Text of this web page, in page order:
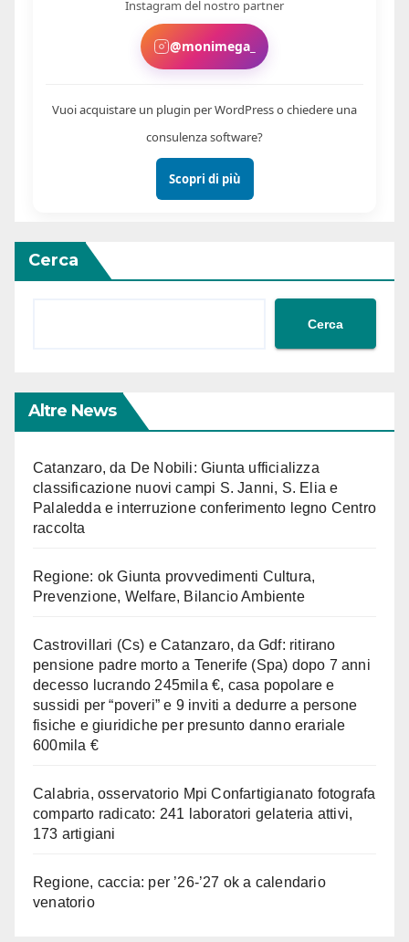
Cerca
Cerca
Altre News
Catanzaro, da De Nobili: Giunta ufficializza
classificazione nuovi campi S. Janni, S. Elia e
Palaledda e interruzione conferimento legno Centro
raccolta
Regione: ok Giunta provvedimenti Cultura,
Prevenzione, Welfare, Bilancio Ambiente
Castrovillari (Cs) e Catanzaro, da Gdf: ritirano
pensione padre morto a Tenerife (Spa) dopo 7 anni
decesso lucrando 245mila €, casa popolare e
sussidi per “poveri” e 9 inviti a dedurre a persone
fisiche e giuridiche per presunto danno erariale
600mila €
Calabria, osservatorio Mpi Confartigianato fotografa
comparto radicato: 241 laboratori gelateria attivi,
173 artigiani
Regione, caccia: per ’26-’27 ok a calendario
venatorio
Instagram del nostro partner
@monimega_
Vuoi acquistare un plugin per WordPress o chiedere una
consulenza software?
Scopri di più